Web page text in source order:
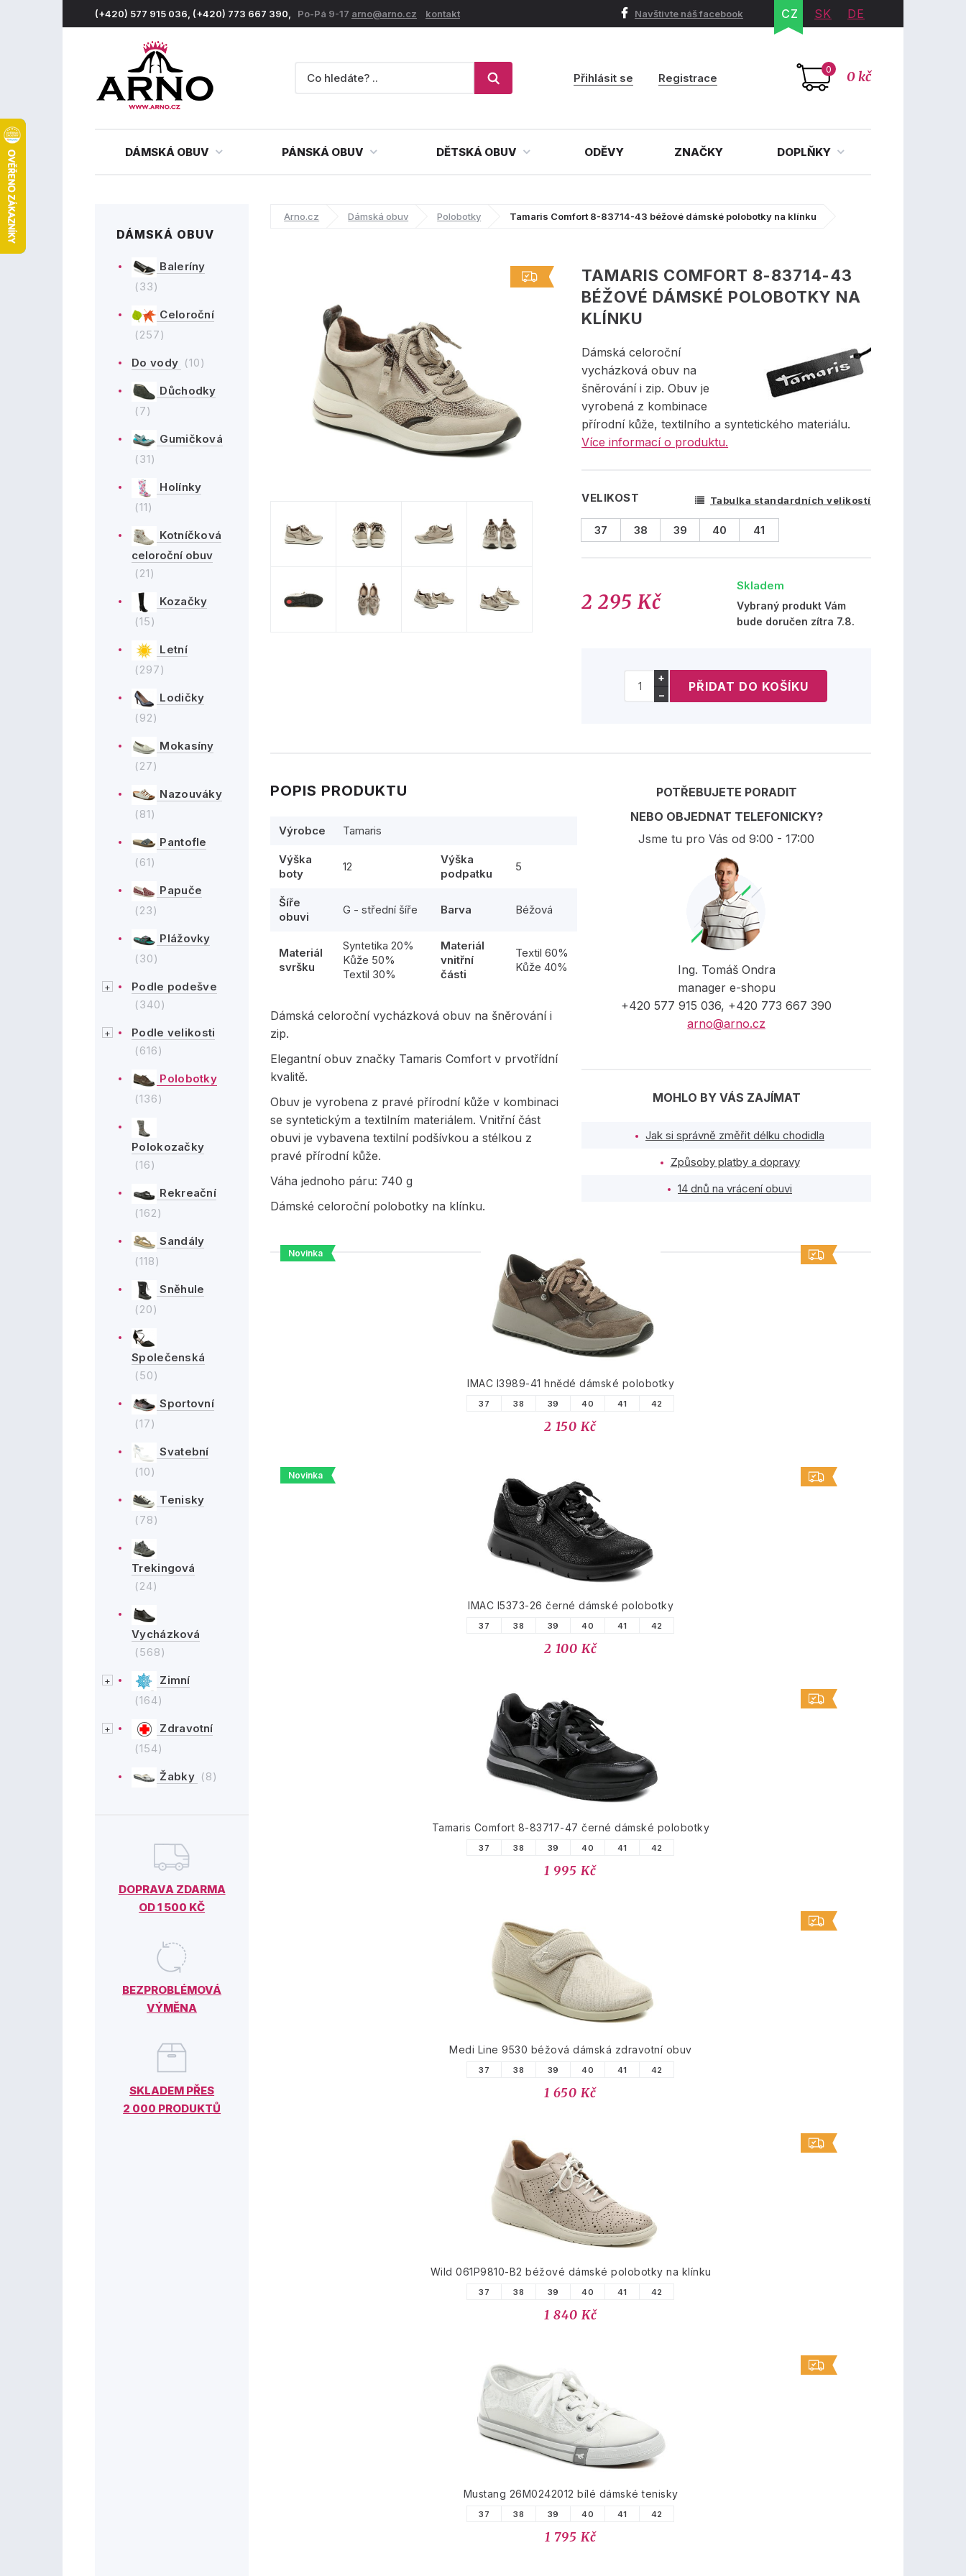
(+420) 577 915 036, (+420) 773 667 390, Po-Pá 9-17 arno@arno.cz kontakt Navštivte náš facebook CZ SK DE
0 0 kč
Přihlásit se Registrace
DÁMSKÁ OBUV PÁNSKÁ OBUV DĚTSKÁ OBUV ODĚVY ZNAČKY DOPLŇKY
DÁMSKÁ OBUV
Baleríny
(33)
Celoroční
(257)
Do vody (10)
Důchodky
(7)
Gumičková
(31)
Holínky
(11)
Kotníčková
celoroční obuv
(21)
Kozačky
(15)
Letní
(297)
Lodičky
(92)
Mokasíny
(27)
Nazouváky
(81)
Pantofle
(61)
Papuče
(23)
Plážovky
(30)
Podle podešve
(340)
Podle velikosti
(616)
Polobotky
(136)
Polokozačky
(16)
Rekreační
(162)
Sandály
(118)
Sněhule
(20)
Společenská
(50)
Sportovní
(17)
Svatební
(10)
Tenisky
(78)
Trekingová
(24)
Vycházková
(568)
Zimní
(164)
Zdravotní
(154)
Žabky (8)
DOPRAVA ZDARMA
OD 1 500 KČ
BEZPROBLÉMOVÁ
VÝMĚNA
SKLADEM PŘES
2 000 PRODUKTŮ
Arno.cz Dámská obuv Polobotky Tamaris Comfort 8-83714-43 béžové dámské polobotky na klínku
TAMARIS COMFORT 8-83714-43
BÉŽOVÉ DÁMSKÉ POLOBOTKY NA
KLÍNKU
Dámská celoroční
vycházková obuv na
šněrování i zip. Obuv je
vyrobená z kombinace
přírodní kůže, textilního a syntetického materiálu.
Více informací o produktu.
VELIKOST Tabulka standardních velikostí
37 38 39 40 41
2 295 Kč
Skladem
Vybraný produkt Vám
bude doručen zítra 7.8.
+
−
POPIS PRODUKTU
Výrobce Tamaris
Výška
boty
12
Výška
podpatku
5
Šíře
obuvi
G - střední šíře Barva Béžová
Materiál
svršku
Syntetika 20%
Kůže 50%
Textil 30%
Materiál
vnitřní
části
Textil 60%
Kůže 40%
Dámská celoroční vycházková obuv na šněrování i
zip.
Elegantní obuv značky Tamaris Comfort v prvotřídní
kvalitě.
Obuv je vyrobena z pravé přírodní kůže v kombinaci
se syntetickým a textilním materiálem. Vnitřní část
obuvi je vybavena textilní podšívkou a stélkou z
pravé přírodní kůže.
Váha jednoho páru: 740 g
Dámské celoroční polobotky na klínku.
POTŘEBUJETE PORADIT
NEBO OBJEDNAT TELEFONICKY?
Jsme tu pro Vás od 9:00 - 17:00
Ing. Tomáš Ondra
manager e-shopu
+420 577 915 036, +420 773 667 390
arno@arno.cz
MOHLO BY VÁS ZAJÍMAT
Jak si správně změřit délku chodidla
Způsoby platby a dopravy
14 dnů na vrácení obuvi
PODOBNÉ PRODUKTY
Novinka
IMAC I3989-41 hnědé dámské polobotky
37 38 39 40 41 42
2 150 Kč
Novinka
IMAC I5373-26 černé dámské polobotky
37 38 39 40 41 42
2 100 Kč
Tamaris Comfort 8-83717-47 černé dámské polobotky
37 38 39 40 41 42
1 995 Kč
Medi Line 9530 béžová dámská zdravotní obuv
37 38 39 40 41 42
1 650 Kč
Wild 061P9810-B2 béžové dámské polobotky na klínku
37 38 39 40 41 42
1 840 Kč
Mustang 26M0242012 bílé dámské tenisky
37 38 39 40 41 42
1 795 Kč